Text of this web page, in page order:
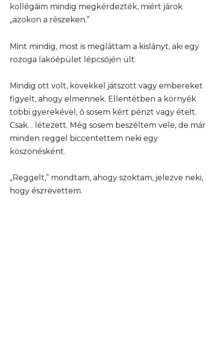
kollégáim mindig megkérdezték, miért járok
„azokon a részeken.”
Mint mindig, most is megláttam a kislányt, aki egy
rozoga lakóépület lépcsőjén ült.
Mindig ott volt, kövekkel játszott vagy embereket
figyelt, ahogy elmennek. Ellentétben a környék
többi gyerekével, ő sosem kért pénzt vagy ételt.
Csak… létezett. Még sosem beszéltem vele, de már
minden reggel biccentettem neki egy
köszönésként.
„Reggelt,” mondtam, ahogy szoktam, jelezve neki,
hogy észrevettem.